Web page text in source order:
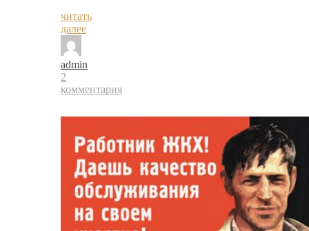
читать
далее
admin
2
комментария